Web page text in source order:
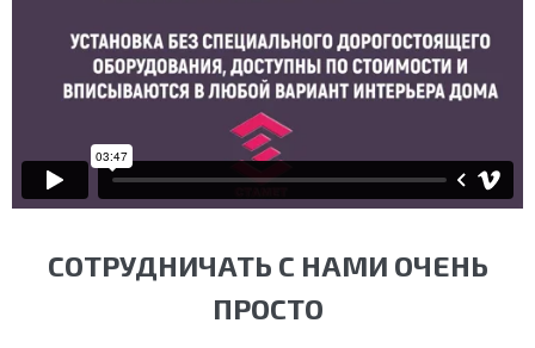
СОТРУДНИЧАТЬ С НАМИ ОЧЕНЬ
ПРОСТО